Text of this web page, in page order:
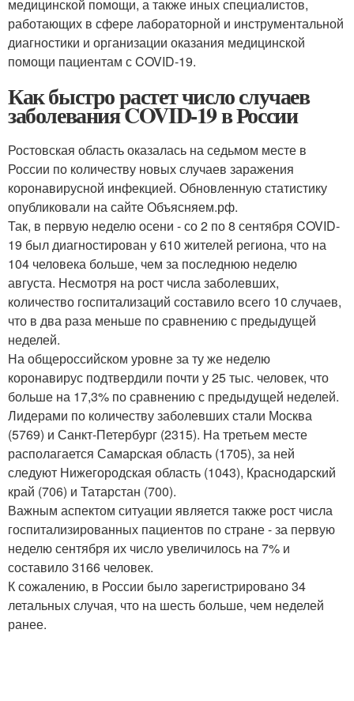
медицинской помощи, а также иных специалистов,
работающих в сфере лабораторной и инструментальной
диагностики и организации оказания медицинской
помощи пациентам с COVID-19.
Как быстро растет число случаев
заболевания COVID-19 в России
Ростовская область оказалась на седьмом месте в
России по количеству новых случаев заражения
коронавирусной инфекцией. Обновленную статистику
опубликовали на сайте Объясняем.рф.
Так, в первую неделю осени - со 2 по 8 сентября COVID-
19 был диагностирован у 610 жителей региона, что на
104 человека больше, чем за последнюю неделю
августа. Несмотря на рост числа заболевших,
количество госпитализаций составило всего 10 случаев,
что в два раза меньше по сравнению с предыдущей
неделей.
На общероссийском уровне за ту же неделю
коронавирус подтвердили почти у 25 тыс. человек, что
больше на 17,3% по сравнению с предыдущей неделей.
Лидерами по количеству заболевших стали Москва
(5769) и Санкт-Петербург (2315). На третьем месте
располагается Самарская область (1705), за ней
следуют Нижегородская область (1043), Краснодарский
край (706) и Татарстан (700).
Важным аспектом ситуации является также рост числа
госпитализированных пациентов по стране - за первую
неделю сентября их число увеличилось на 7% и
составило 3166 человек.
К сожалению, в России было зарегистрировано 34
летальных случая, что на шесть больше, чем неделей
ранее.